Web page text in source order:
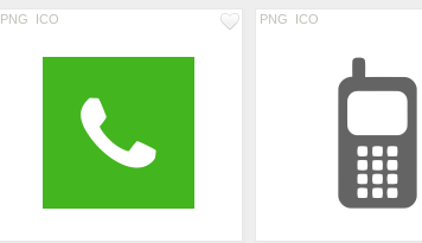
PNG ICO PNG ICO